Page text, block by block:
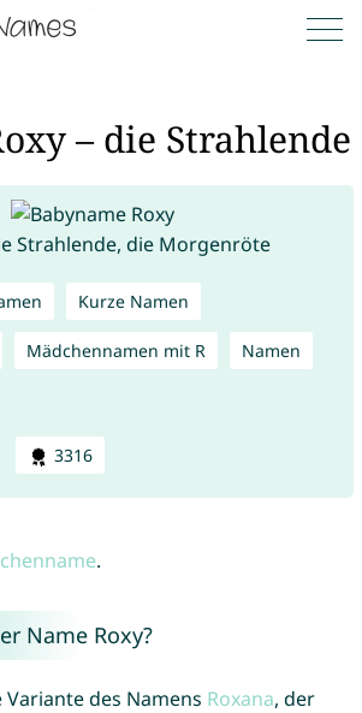
– die Strahlende
Strahlende, die Morgenröte
Kurze Namen
Mädchennamen mit R Namen
3316
.
Name Roxy?
Variante des Namens Roxana, der